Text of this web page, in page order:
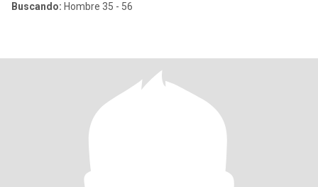
Buscando: Hombre 35 - 56